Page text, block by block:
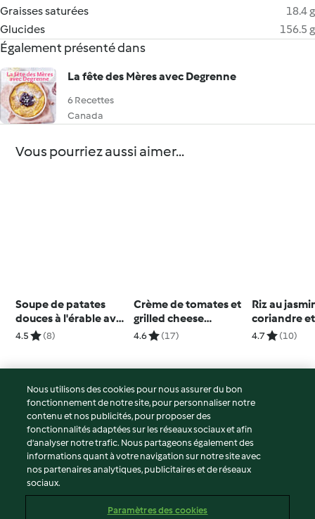
Graisses saturées
18.4 g
Glucides
156.5 g
Également présenté dans
La fête des Mères avec Degrenne
6 Recettes
Canada
Vous pourriez aussi aimer...
Soupe de patates
douces à l'érable avec
croûtons au
4.5 (8)
Crème de tomates et
grilled cheese
Deuxième bol
4.6 (17)
Riz au
coriandre
4.7 (10)
© Copyright 2026
Conditions d'utilisation
Politique de confidentialité
Non-responsabilité
Mentions légales
Nous utilisons des cookies pour nous assurer du bon
fonctionnement de notre site, pour personnaliser notre
contenu et nos publicités, pour proposer des
fonctionnalités adaptées sur les réseaux sociaux et afin
d’analyser notre trafic. Nous partageons également des
informations quant à votre navigation sur notre site avec
nos partenaires analytiques, publicitaires et de réseaux
sociaux.
Paramètres des cookies